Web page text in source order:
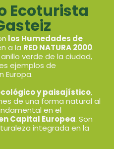
Ecoturista
los Humedades de
a la RED NATURA 2000.
verde de la ciudad,
ejemplos de
Europa.
y paisajístico,
de una forma natural al
en el
Capital Europea. Son
integrada en la